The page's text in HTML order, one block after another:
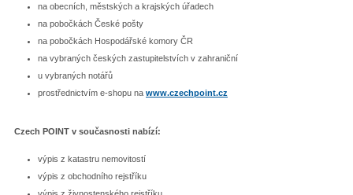
na obecních, městských a krajských úřadech
na pobočkách České pošty
na pobočkách Hospodářské komory ČR
na vybraných českých zastupitelstvích v zahraniční
u vybraných notářů
prostřednictvím e-shopu na www.czechpoint.cz
Czech POINT v současnosti nabízí:
výpis z katastru nemovitostí
výpis z obchodního rejstříku